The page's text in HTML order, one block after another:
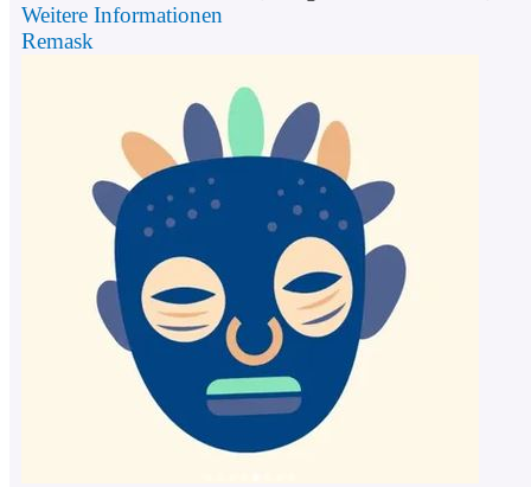
Weitere Informationen
Remask